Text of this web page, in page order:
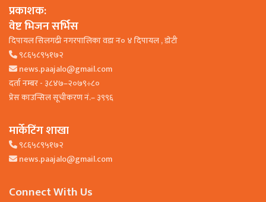
प्रकाशक:
वेष्ट भिजन सर्भिस
दिपायल सिलगढी नगरपालिका वडा न० ४ दिपायल , डाेटी
९८६५८९५१७२
news.paajalo@gmail.com
दर्ता नम्बर - ३८४७–२०७९÷८०
प्रेस काउन्सिल सूचीकरण नं.– ३९९६
मार्केटिंग शाखा
९८६५८९५१७२
news.paajalo@gmail.com
Connect With Us